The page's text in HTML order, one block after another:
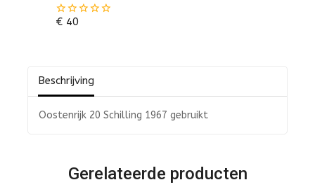
0
€40
Beschrijving
Oostenrijk 20 Schilling 1967 gebruikt
Gerelateerde producten